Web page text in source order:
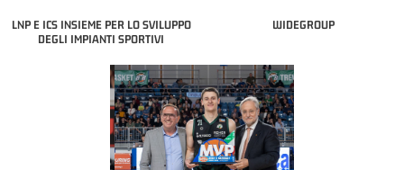
LNP E ICS INSIEME PER LO SVILUPPO
DEGLI IMPIANTI SPORTIVI
WIDEGROUP